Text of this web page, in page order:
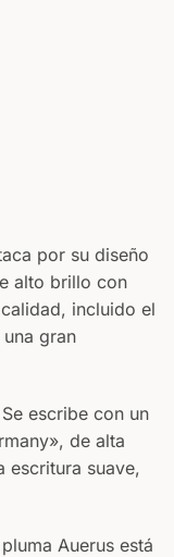
por su diseño
alto brillo con
incluido el
gran
escribe con un
de alta
escritura suave,
Auerus está